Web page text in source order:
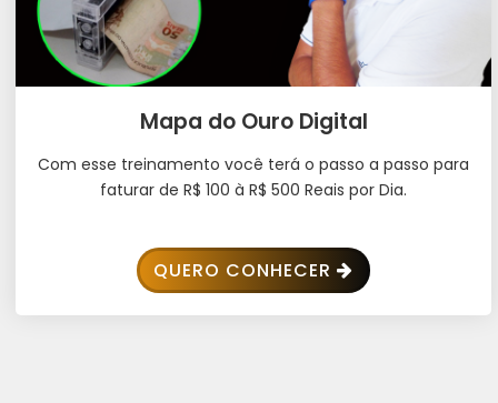
Mapa do Ouro Digital
Com esse treinamento você terá o passo a passo para
faturar de R$ 100 à R$ 500 Reais por Dia.
QUERO CONHECER